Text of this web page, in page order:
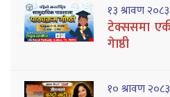
१३ श्रावण
टेक्ससमा
गेाष्ठी
१० श्रावण